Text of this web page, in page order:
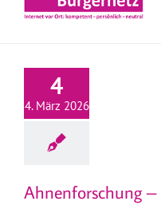
4
4. März 2026
Ahnenforschung